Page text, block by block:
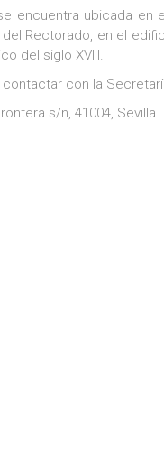
encuentra ubicada en
del Rectorado, en el
del siglo XVIII.
con la
s/n, 41004, Sevilla.